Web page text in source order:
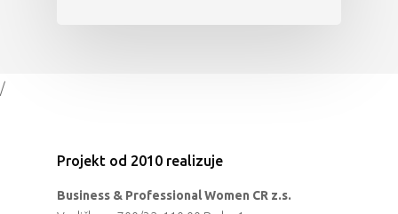
/
Projekt od 2010 realizuje
Business & Professional Women CR z.s.